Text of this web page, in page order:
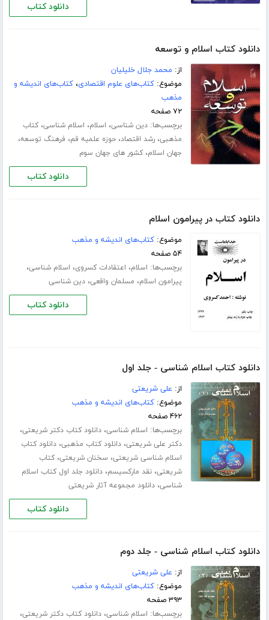
دانلود کتاب
دانلود کتاب اسلام و توسعه
از: محمد جلال خلیلیان
موضوع:کتاب‌های علوم اقتصادی،کتاب‌های اندیشه و
مذهب
۷۲ صفحه
برچسب‌ها:دین شناسی، اسلام، اسلام شناسی،کتاب
مذهبی،رشد اقتصاد،حوزه علمیه قم، فرهنگ توسعه،
جهان اسلام،کشور های جهان سوم
دانلود کتاب
دانلود کتاب در پیرامون اسلام
موضوع:کتاب‌های اندیشه و مذهب
۵۴ صفحه
برچسب‌ها: اسلام، اعتقادات کسروی، اسلام شناسی،
پیرامون اسلام، مسلمان واقعی،دین شناسی
دانلود کتاب
دانلود کتاب اسلام شناسی - جلد اول
از: علی شریعتی
موضوع:کتاب‌های اندیشه و مذهب
۴۶۲ صفحه
برچسب‌ها: اسلام شناسی،دانلود کتاب دکتر شریعتی،
دکتر علی شریعتی،دانلود کتاب مذهبی،دانلود کتاب
اسلام شناسی شریعتی، سخنان شریعتی،کتاب
شریعتی،نقد مارکسیسم،دانلود جلد اول کتاب اسلام
شناسی،دانلود مجموعه آثار شریعتی
دانلود کتاب
دانلود کتاب اسلام شناسی - جلد دوم
از: علی شریعتی
موضوع:کتاب‌های اندیشه و مذهب
۳۹۳ صفحه
برچسب‌ها: اسلام شناسی،دانلود کتاب دکتر شریعتی،